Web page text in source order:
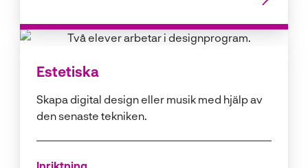
Estetiska
Skapa digital design eller musik med hjälp av
den senaste tekniken.